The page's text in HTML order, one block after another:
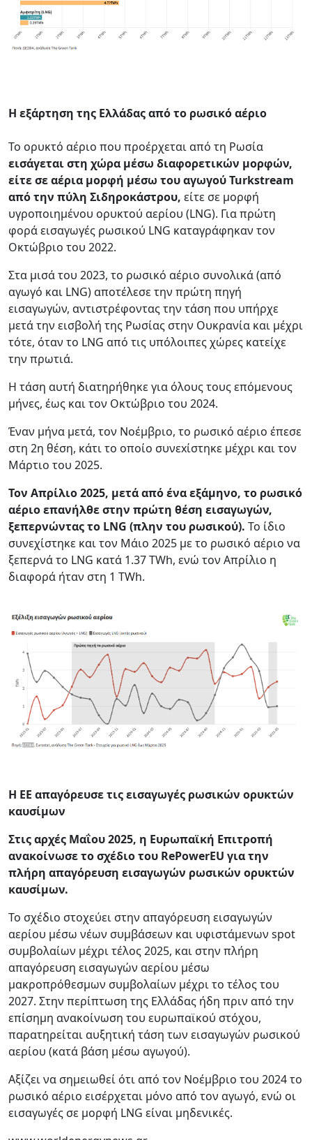
Η εξάρτηση της Ελλάδας από το ρωσικό αέριο
Το ορυκτό αέριο που προέρχεται από τη Ρωσία
εισάγεται στη χώρα μέσω διαφορετικών μορφών,
είτε σε αέρια μορφή μέσω του αγωγού Turkstream
από την πύλη Σιδηροκάστρου, είτε σε μορφή
υγροποιημένου ορυκτού αερίου (LNG). Για πρώτη
φορά εισαγωγές ρωσικού LNG καταγράφηκαν τον
Οκτώβριο του 2022.
Στα μισά του 2023, το ρωσικό αέριο συνολικά (από
αγωγό και LNG) αποτέλεσε την πρώτη πηγή
εισαγωγών, αντιστρέφοντας την τάση που υπήρχε
μετά την εισβολή της Ρωσίας στην Ουκρανία και μέχρι
τότε, όταν το LNG από τις υπόλοιπες χώρες κατείχε
την πρωτιά.
Η τάση αυτή διατηρήθηκε για όλους τους επόμενους
μήνες, έως και τον Οκτώβριο του 2024.
Έναν μήνα μετά, τον Νοέμβριο, το ρωσικό αέριο έπεσε
στη 2η θέση, κάτι το οποίο συνεxίστηκε μέχρι και τον
Μάρτιο του 2025.
Τον Απρίλιο 2025, μετά από ένα εξάμηνο, το ρωσικό
αέριο επανήλθε στην πρώτη θέση εισαγωγών,
ξεπερνώντας το LNG (πλην του ρωσικού). Το ίδιο
συνεχίστηκε και τον Μάιο 2025 με το ρωσικό αέριο να
ξεπερνά το LNG κατά 1.37 TWh, ενώ τον Απρίλιο η
διαφορά ήταν στη 1 TWh.
Η ΕΕ απαγόρευσε τις εισαγωγές ρωσικών ορυκτών
καυσίμων
Στις αρχές Μαΐου 2025, η Ευρωπαϊκή Επιτροπή
ανακοίνωσε το σχέδιο του RePowerEU για την
πλήρη απαγόρευση εισαγωγών ρωσικών ορυκτών
καυσίμων.
Το σχέδιο στοχεύει στην απαγόρευση εισαγωγών
αερίου μέσω νέων συμβάσεων και υφιστάμενων spot
συμβολαίων μέχρι τέλος 2025, και στην πλήρη
απαγόρευση εισαγωγών αερίου μέσω
μακροπρόθεσμων συμβολαίων μέχρι το τέλος του
2027. Στην περίπτωση της Ελλάδας ήδη πριν από την
επίσημη ανακοίνωση του ευρωπαϊκού στόχου,
παρατηρείται αυξητική τάση των εισαγωγών ρωσικού
αερίου (κατά βάση μέσω αγωγού).
Αξίζει να σημειωθεί ότι από τον Νοέμβριο του 2024 το
ρωσικό αέριο εισέρχεται μόνο από τον αγωγό, ενώ οι
εισαγωγές σε μορφή LNG είναι μηδενικές.